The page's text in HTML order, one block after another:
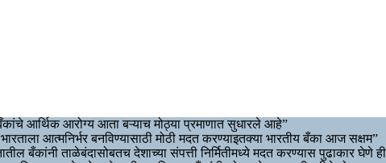
आर्थिक आरोग्य आता बऱ्याच मोठ्या प्रमाणात सुधारले आहे”
आत्मनिर्भर बनविण्यासाठी मोठी मदत करण्याइतक्या भारतीय बँका आज सक्षम”
बँकांनी ताळेबंदासोबतच देशाच्या संपत्ती निर्मितीमध्ये मदत करण्यास पुढाकार घेणे